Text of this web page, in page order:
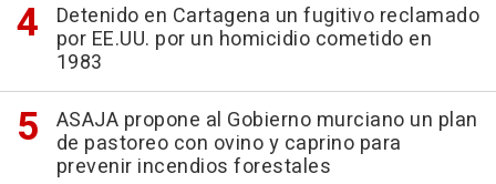
Detenido en Cartagena un fugitivo reclamado
por EE.UU. por un homicidio cometido en
1983
ASAJA propone al Gobierno murciano un plan
de pastoreo con ovino y caprino para
prevenir incendios forestales